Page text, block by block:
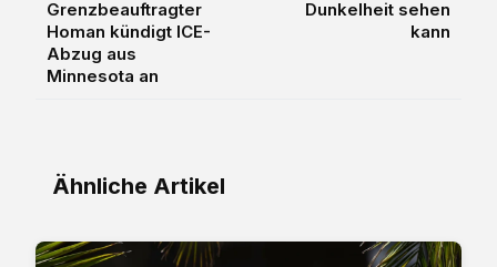
Grenzbeauftragter
Homan kündigt ICE-
Abzug aus
Minnesota an
Dunkelheit sehen
kann
Ähnliche Artikel